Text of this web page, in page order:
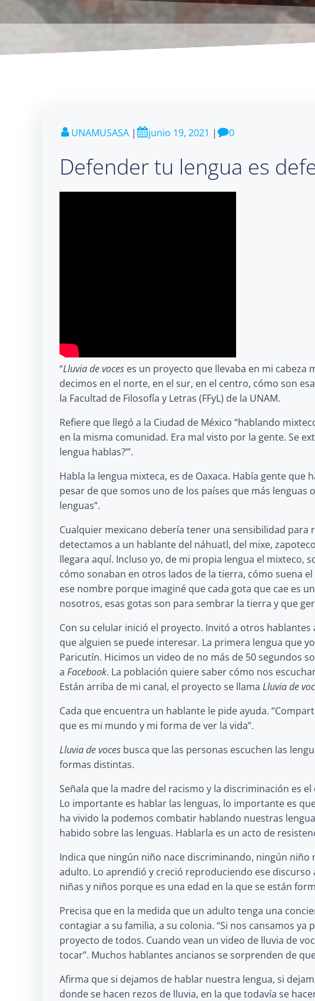
UNAMUSASA | junio 19, 2021 | 0
Defender tu lengua es
“Lluvia de voces es un proyecto que llevaba en mi cabeza
decimos en el norte, en el sur, en el centro, cómo son
la Facultad de Filosofía y Letras (FFyL) de la UNAM.
Refiere que llegó a la Ciudad de México “hablando
en la misma comunidad. Era mal visto por la gente. Se
lengua hablas?’”.
Habla la lengua mixteca, es de Oaxaca. Había gente
pesar de que somos uno de los países que más
lenguas”.
Cualquier mexicano debería tener una sensibilidad para
detectamos a un hablante del náhuatl, del mixe,
llegara aquí. Incluso yo, de mi propia lengua el mixteco,
cómo sonaban en otros lados de la tierra, cómo suena
ese nombre porque imaginé que cada gota que cae es
nosotros, esas gotas son para sembrar la tierra y que
Con su celular inició el proyecto. Invitó a otros
que alguien se puede interesar. La primera lengua que
Paricutín. Hicimos un video de no más de 50 segundos
a Facebook. La población quiere saber cómo nos
Están arriba de mi canal, el proyecto se llama Lluvia de
Cada que encuentra un hablante le pide ayuda.
que es mi mundo y mi forma de ver la vida”.
Lluvia de voces busca que las personas escuchen las
formas distintas.
Señala que la madre del racismo y la discriminación es
Lo importante es hablar las lenguas, lo importante es
ha vivido la podemos combatir hablando nuestras
habido sobre las lenguas. Hablarla es un acto de
Indica que ningún niño nace discriminando, ningún niño
adulto. Lo aprendió y creció reproduciendo ese
niñas y niños porque es una edad en la que se están
Precisa que en la medida que un adulto tenga una
contagiar a su familia, a su colonia. “Si nos cansamos
proyecto de todos. Cuando vean un video de lluvia de
tocar”. Muchos hablantes ancianos se sorprenden de
Afirma que si dejamos de hablar nuestra lengua, si
donde se hacen rezos de lluvia, en la que todavía se